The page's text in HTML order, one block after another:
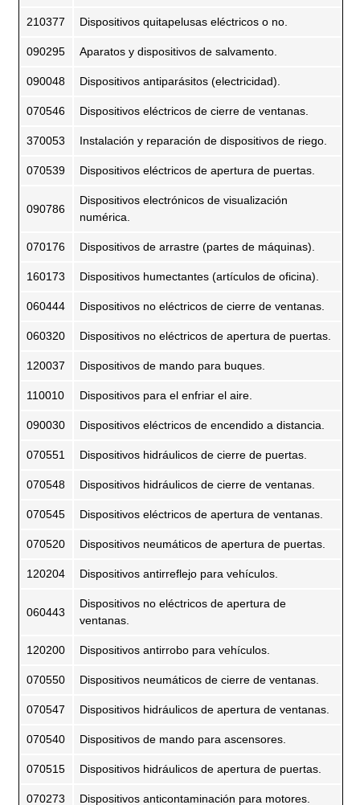
210377 Dispositivos quitapelusas eléctricos o no.
090295 Aparatos y dispositivos de salvamento.
090048 Dispositivos antiparásitos (electricidad).
070546 Dispositivos eléctricos de cierre de ventanas.
370053 Instalación y reparación de dispositivos de riego.
070539 Dispositivos eléctricos de apertura de puertas.
090786
Dispositivos electrónicos de visualización
numérica.
070176 Dispositivos de arrastre (partes de máquinas).
160173 Dispositivos humectantes (artículos de oficina).
060444 Dispositivos no eléctricos de cierre de ventanas.
060320 Dispositivos no eléctricos de apertura de puertas.
120037 Dispositivos de mando para buques.
110010 Dispositivos para el enfriar el aire.
090030 Dispositivos eléctricos de encendido a distancia.
070551 Dispositivos hidráulicos de cierre de puertas.
070548 Dispositivos hidráulicos de cierre de ventanas.
070545 Dispositivos eléctricos de apertura de ventanas.
070520 Dispositivos neumáticos de apertura de puertas.
120204 Dispositivos antirreflejo para vehículos.
060443
Dispositivos no eléctricos de apertura de
ventanas.
120200 Dispositivos antirrobo para vehículos.
070550 Dispositivos neumáticos de cierre de ventanas.
070547 Dispositivos hidráulicos de apertura de ventanas.
070540 Dispositivos de mando para ascensores.
070515 Dispositivos hidráulicos de apertura de puertas.
070273 Dispositivos anticontaminación para motores.